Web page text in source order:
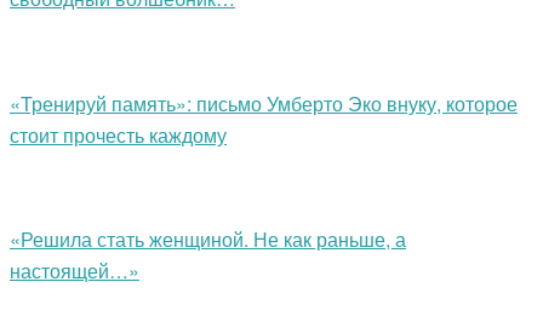
«Тренируй память»: письмо Умберто Эко внуку, которое
стоит прочесть каждому
«Решила стать женщиной. Не как раньше, а
настоящей…»